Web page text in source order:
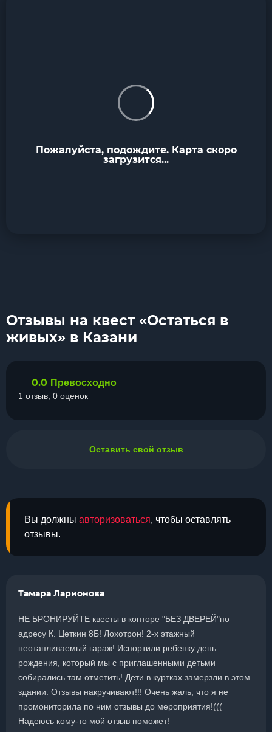
Пожалуйста, подождите. Карта скоро
загрузится...
Отзывы на квест «Остаться в
живых» в Казани
Вы должны авторизоваться, чтобы оставлять
отзывы.
Тамара Ларионова
НЕ БРОНИРУЙТЕ квесты в конторе "БЕЗ ДВЕРЕЙ"по
адресу К. Цеткин 8Б! Лохотрон! 2-х этажный
неотапливаемый гараж! Испортили ребенку день
рождения, который мы с приглашенными детьми
собирались там отметить! Дети в куртках замерзли в этом
здании. Отзывы накручивают!!! Очень жаль, что я не
промониторила по ним отзывы до мероприятия!(((
Надеюсь кому-то мой отзыв поможет!
0.0 Превосходно
1 отзыв, 0 оценок
Оставить свой отзыв